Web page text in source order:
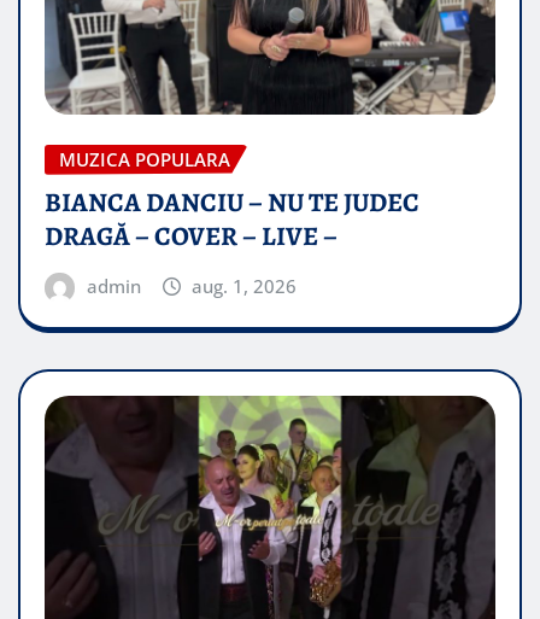
MUZICA POPULARA
BIANCA DANCIU – NU TE JUDEC
DRAGĂ – COVER – LIVE –
admin aug. 1, 2026